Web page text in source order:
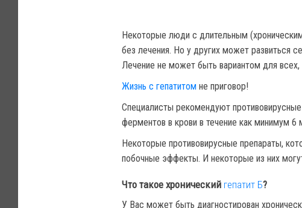
Некоторые люди с длительным
без лечения. Но у других может развиться
Лечение не может быть вариантом для всех,
Жизнь с гепатитом не приговор!
Специалисты рекомендуют
ферментов в крови в течение как минимум 6
Некоторые противовирусные препараты,
побочные эффекты. И некоторые из них
Что такое хронический гепатит Б?
У Вас может быть диагностирован